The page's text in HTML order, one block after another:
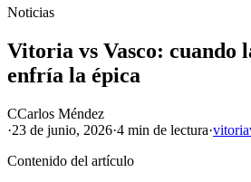
Noticias
Vitoria vs Vasco: cuando
enfría la épica
CCarlos Méndez
·23 de junio, 2026·4 min de lectura·vitoria
Contenido del artículo